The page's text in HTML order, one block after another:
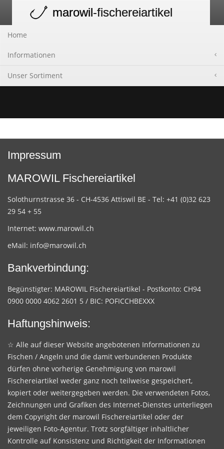
navigation
marowil-fischereiartikel
Home
Informationen
Unser Sortiment
Impressum
MAROWIL Fischereiartikel
Solothurnstrasse 36 - CH-4536 Attiswil BE - Tel: +41 (0)32 623
29 54 + 55
Internet: www.marowil.ch
eMail: info@marowil.ch
Bankverbindung:
Begünstigter: MAROWIL Fischereiartikel - Postkonto: CH94
0900 0000 4062 2601 5 / BIC: POFICCHBEXXX
Haftungshinweis:
☆ Alle auf dieser Website angebotenen Informationen zu
Fischen / Angeln und die damit verbundenen Produkte
dürfen ohne vorherige Genehmigung von marowil
Fischereiartikel weder ganz noch teilweise gespeichert,
kopiert oder weitergegeben werden. Die verwendeten Fotos,
Zeichnungen und Grafiken des Internet-Dienstes unterliegen
dem Copyright der marowil Fischereiartikel oder der
jeweiligen Foto-Agentur. Trotz sorgfältiger inhaltlicher
Kontrolle auf Konsistenz und Richtigkeit der Informationen